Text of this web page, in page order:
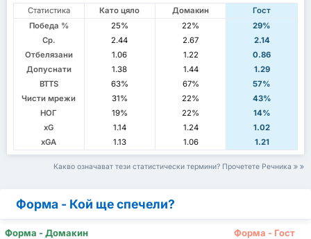
Статистика Като цяло Домакин
Гост
Победа %
25% 22%
29%
Ср.
2.44 2.67
2.14
Отбелязани
1.06 1.22
0.86
Допуснати
1.38 1.44
1.29
BTTS
63% 67%
57%
Чисти мрежи
31% 22%
43%
НОГ
19% 22%
14%
xG
1.14 1.24
1.02
xGA
1.13 1.06 1.21
Какво означават тези статистически термини? Прочетете Речника
Форма - Кой ще спечели?
Форма - Домакин Форма - Гост